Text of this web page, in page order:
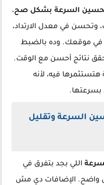
السرعة بشكل صح،
في معدل الارتداد،
في موقعك. وده بالضبط
نتائج أحسن مع الوقت.
فيه، لأنه
بسرعتها.
السرعة وتقليل
اللي بجد بتفرق في
واضح. الإضافات دي مش